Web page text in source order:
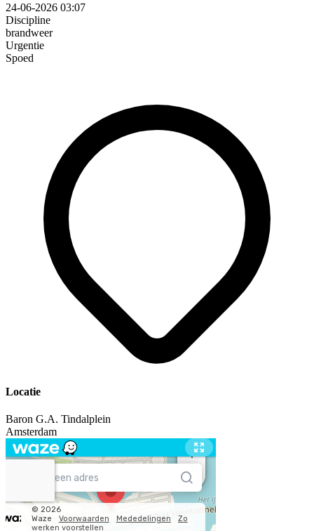
24-06-2026 03:07
Discipline
brandweer
Urgentie
Spoed
Locatie
Baron G.A. Tindalplein
Amsterdam